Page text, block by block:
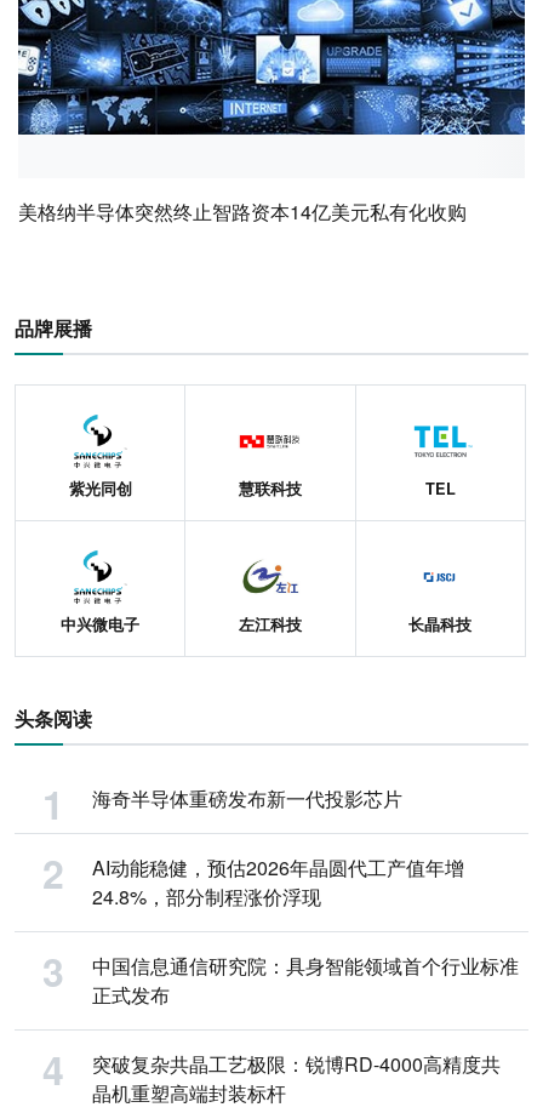
美格纳半导体突然终止智路资本14亿美元私有化收购
品牌展播
紫光同创 慧联科技 TEL
中兴微电子 左江科技 长晶科技
头条阅读
海奇半导体重磅发布新一代投影芯片
AI动能稳健，预估2026年晶圆代工产值年增
24.8%，部分制程涨价浮现
中国信息通信研究院：具身智能领域首个行业标准
正式发布
突破复杂共晶工艺极限：锐博RD-4000高精度共
晶机重塑高端封装标杆